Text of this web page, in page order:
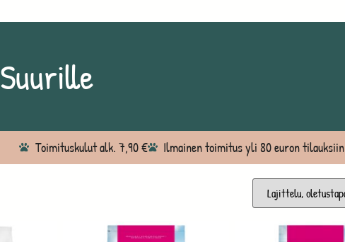
Suurille
Toimituskulut alk. 7,90 € Ilmainen toimitus yli 80 euron tilauksiin